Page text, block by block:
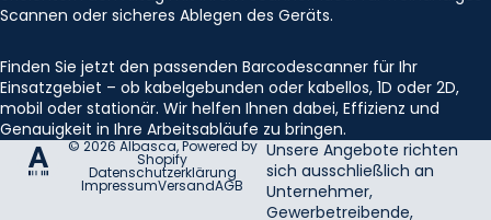
Scannen oder sicheres Ablegen des Geräts.
Finden Sie jetzt den passenden Barcodescanner für Ihr
Einsatzgebiet – ob kabelgebunden oder kabellos, 1D oder 2D,
mobil oder stationär. Wir helfen Ihnen dabei, Effizienz und
Genauigkeit in Ihre Arbeitsabläufe zu bringen.
© 2026Albasca, Powered by
Shopify
Datenschutzerklärung
ImpressumVersandAGB
Unsere Angebote richten
sich ausschließlich an
Unternehmer,
Gewerbetreibende,